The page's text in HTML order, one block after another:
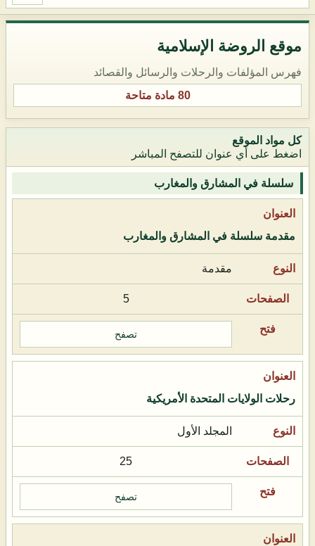
موقع الروضة الإسلامية
فهرس المؤلفات والرحلات والرسائل والقصائد
80 مادة متاحة
كل مواد الموقع
اضغط على أي عنوان للتصفح المباشر
سلسلة في المشارق والمغارب
مقدمة سلسلة في المشارق والمغارب
مقدمة
5
تصفح
رحلات الولايات المتحدة الأمريكية
المجلد الأول
25
تصفح